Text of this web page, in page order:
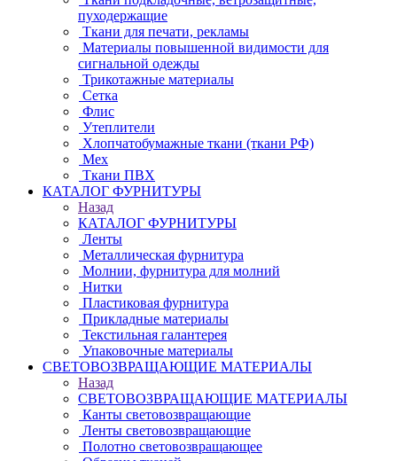
пуходержащие
Ткани для печати, рекламы
Материалы повышенной видимости для
сигнальной одежды
Трикотажные материалы
Сетка
Флис
Утеплители
Хлопчатобумажные ткани (ткани РФ)
Мех
Ткани ПВХ
КАТАЛОГ ФУРНИТУРЫ
Назад
КАТАЛОГ ФУРНИТУРЫ
Ленты
Металлическая фурнитура
Молнии, фурнитура для молний
Нитки
Пластиковая фурнитура
Прикладные материалы
Текстильная галантерея
Упаковочные материалы
СВЕТОВОЗВРАЩАЮЩИЕ МАТЕРИАЛЫ
Назад
СВЕТОВОЗВРАЩАЮЩИЕ МАТЕРИАЛЫ
Канты световозвращающие
Ленты световозвращающие
Полотно световозвращающее